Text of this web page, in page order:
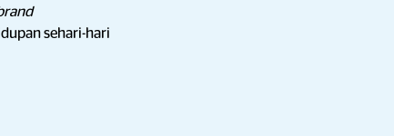
sehari-hari